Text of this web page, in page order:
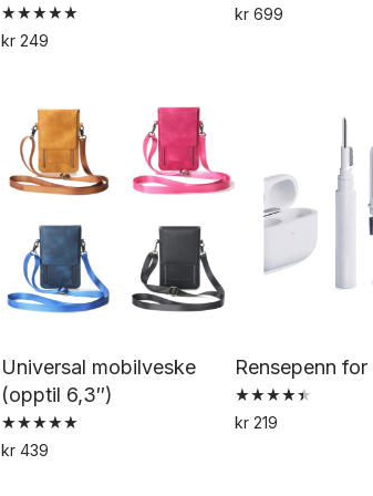
Vurdert
5.00
kr249
flere
varianter.
velges
på
kr 699
Universal mobilveske
(opptil 6,3″)
Vurdert
5.00
kr439
Rensepenn
Vurdert
4.50
kr 219